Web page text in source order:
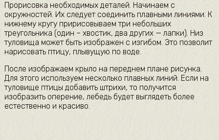
Прорисовка необходимых деталей. Начинаем с
окружностей. Их следует соединить плавными линиями. К
нижнему кругу пририсовываем три небольших
треугольника (один – хвостик, два других — лапки). Низ
туловища может быть изображен с изгибом. Это позволит
нарисовать птицу, плывущую по воде.
После изображаем крыло на переднем плане рисунка.
Для этого используем несколько плавных линий. Если на
туловище птицы добавить штрихи, то получится
изобразить оперение, лебедь будет выглядеть более
естественно и красиво.